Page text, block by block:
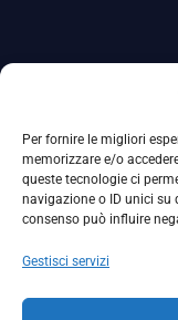
Per fornire le migliori
memorizzare e/o
queste tecnologie ci
navigazione o ID unici su
consenso può influire
Gestisci servizi
La Società ha nominato il Responsabile
adottate